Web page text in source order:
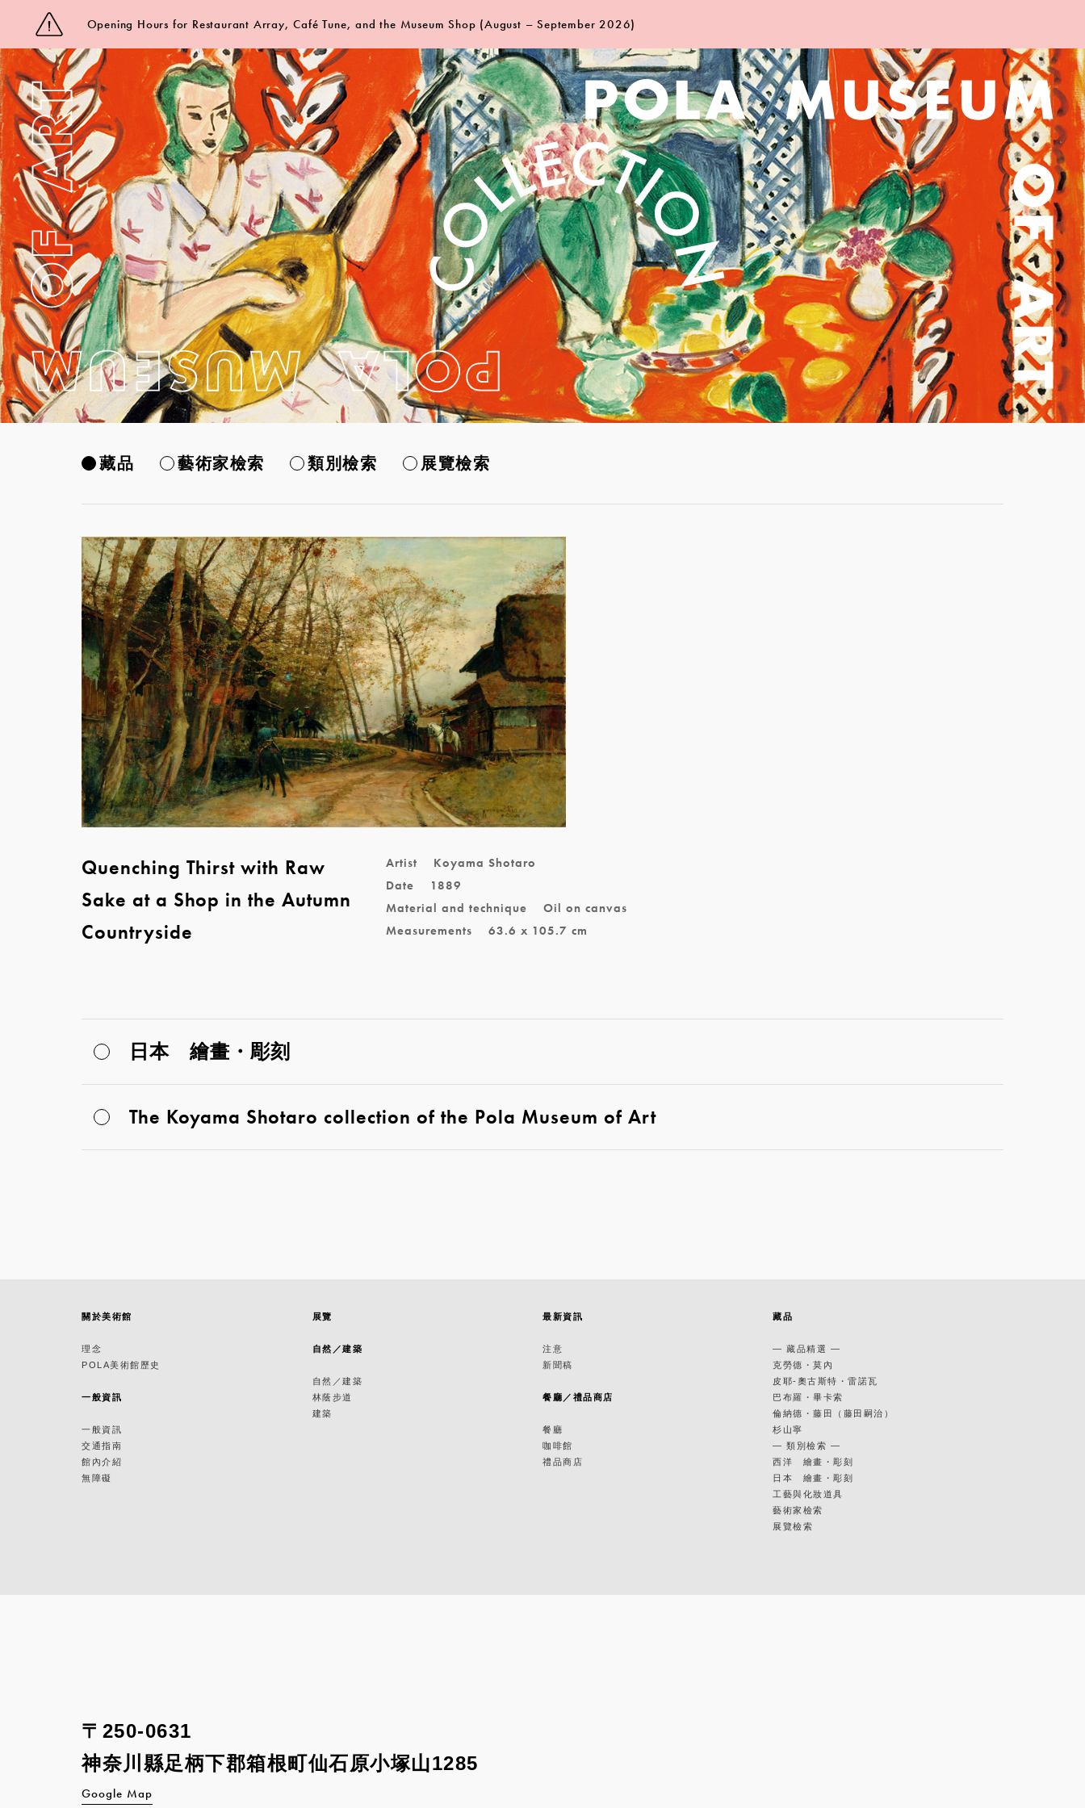
Opening Hours for Restaurant Array, Café Tune, and the Museum Shop (August – September 2026)
藏品 藝術家檢索 類別檢索 展覽檢索
Quenching Thirst with Raw
Sake at a Shop in the Autumn
Countryside
Artist
Koyama Shotaro
Date
1889
Material and technique
Oil on canvas
Measurements
63.6 x 105.7 cm
日本 繪畫・彫刻
The Koyama Shotaro collection of the Pola Museum of Art
關於美術館
理念
POLA美術館歷史
一般資訊
一般資訊
交通指南
館內介紹
無障礙
展覽
自然／建築
自然／建築
林蔭步道
建築
最新資訊
注意
新聞稿
餐廳／禮品商店
餐廳
咖啡館
禮品商店
藏品
— 藏品精選 —
克勞德・莫內
皮耶-奧古斯特・雷諾瓦
巴布羅・畢卡索
倫納德・藤田（藤田嗣治）
杉山寧
— 類別檢索 —
西洋 繪畫・彫刻
日本 繪畫・彫刻
工藝與化妝道具
藝術家檢索
展覽檢索
〒250-0631
神奈川縣足柄下郡箱根町仙石原小塚山1285
Google Map